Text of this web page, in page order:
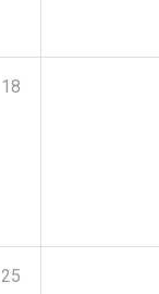
18
25